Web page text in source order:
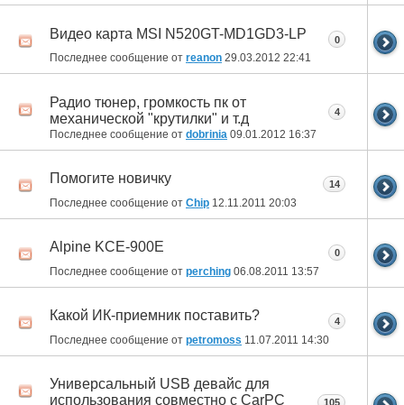
Видео карта MSI N520GT-MD1GD3-LP
Последнее сообщение от reanon 29.03.2012 22:41
0
Радио тюнер, громкость пк от
механической "крутилки" и т.д
Последнее сообщение от dobrinia 09.01.2012 16:37
4
Помогите новичку
Последнее сообщение от Chip 12.11.2011 20:03
14
Alpine KCE-900E
Последнее сообщение от perching 06.08.2011 13:57
0
Какой ИК-приемник поставить?
Последнее сообщение от petromoss 11.07.2011 14:30
4
Универсальный USB девайс для
использования совместно с CarPC
105